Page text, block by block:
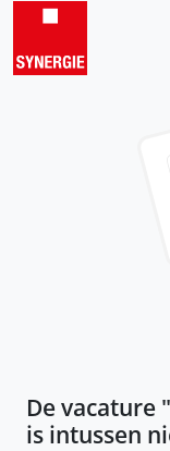
De vacature "
is intussen